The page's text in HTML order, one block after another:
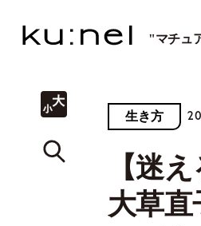
"マチュ
生き方
【迷
大草